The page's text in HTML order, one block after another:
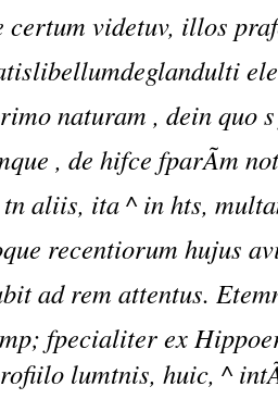
certum videtuv, illos
naturam , dein
, de hifce fparÃm
aliis, ita ^ in hts,
recentiorum hujus
ad rem attentus.
fpecialiter ex
lumtnis, huic, ^